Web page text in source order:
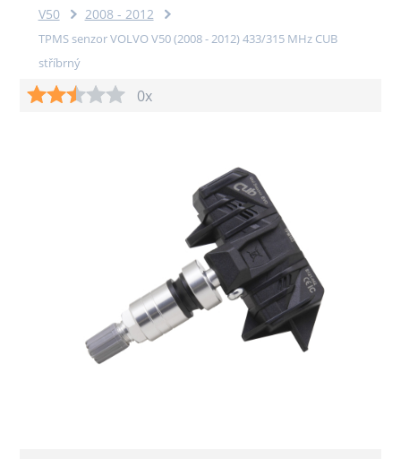
V50
2008 - 2012
TPMS senzor VOLVO V50 (2008 - 2012) 433/315 MHz CUB
stříbrný
0x